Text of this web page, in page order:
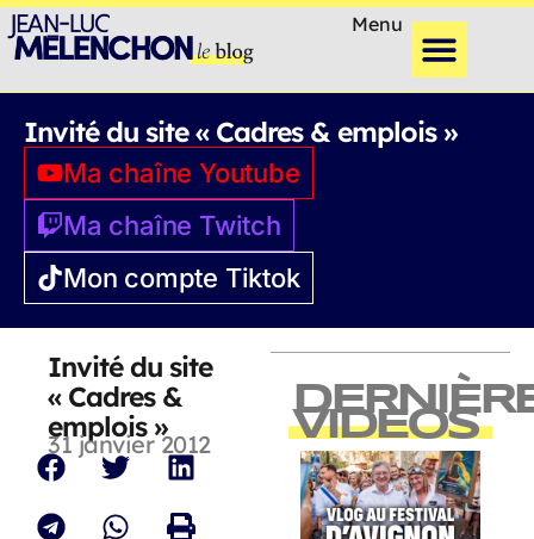
Menu
Invité du site « Cadres & emplois »
Ma chaîne Youtube
Ma chaîne Twitch
Mon compte Tiktok
Invité du site
« Cadres &
emplois »
31 janvier 2012 VIDEOS